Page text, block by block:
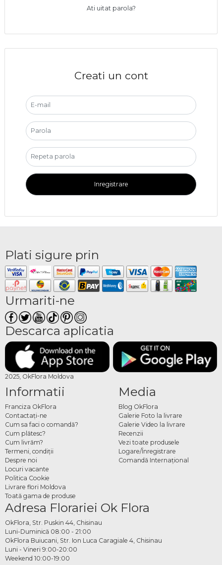
Ati uitat parola?
Creati un cont
Inregistrare
Plati sigure prin
Urmariti-ne
Descarca aplicatia
2025, OkFlora Moldova
Informatii
Franciza OkFlora
Contactaţi-ne
Cum sa faci o comandă?
Cum plătesc?
Cum livrăm?
Termeni, condiţii
Despre noi
Locuri vacante
Politica Cookie
Livrare flori Moldova
Toată gama de produse
Media
Blog OkFlora
Galerie Foto la livrare
Galerie Video la livrare
Recenzii
Vezi toate produsele
Logare/Înregistrare
Comandă Internațional
Adresa Florariei Ok Flora
OkFlora, Str. Puskin 44, Chisinau
Luni-Duminică 08:00 - 21:00
OkFlora Buiucani, Str. Ion Luca Caragiale 4, Chisinau
Luni - Vineri 9:00-20:00
Weekend 10:00-19:00